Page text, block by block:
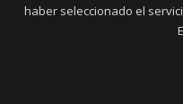
haber seleccionado el